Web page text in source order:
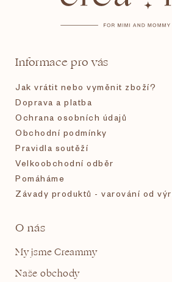
Informace pro vás
Jak vrátit nebo vyměnit zboží?
Doprava a platba
Ochrana osobních údajů
Obchodní podmínky
Pravidla soutěží
Velkoobchodní odběr
Pomáháme
Závady produktů - varování od
O nás
My jsme Creammy
Naše obchody